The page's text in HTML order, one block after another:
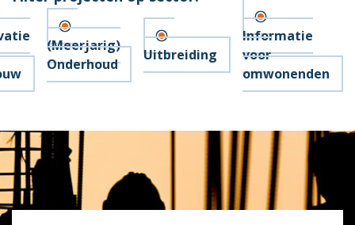
(Meerjarig)
Onderhoud
Uitbreiding
Informatie
voor
omwonenden